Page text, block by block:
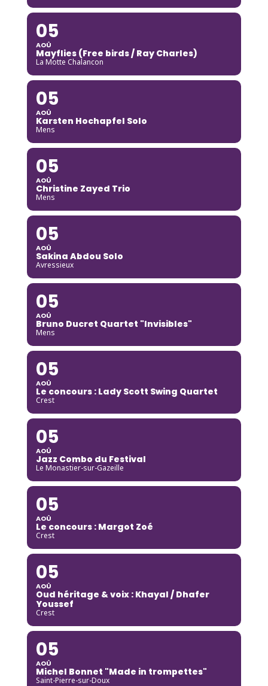
05
AOÛ
Mayflies (Free birds / Ray Charles)
La Motte Chalancon
05
AOÛ
Karsten Hochapfel Solo
Mens
05
AOÛ
Christine Zayed Trio
Mens
05
AOÛ
Sakina Abdou Solo
Avressieux
05
AOÛ
Bruno Ducret Quartet "Invisibles"
Mens
05
AOÛ
Le concours : Lady Scott Swing Quartet
Crest
05
AOÛ
Jazz Combo du Festival
Le Monastier-sur-Gazeille
05
AOÛ
Le concours : Margot Zoé
Crest
05
AOÛ
Oud héritage & voix : Khayal / Dhafer
Youssef
Crest
05
AOÛ
Michel Bonnet "Made in trompettes"
Saint-Pierre-sur-Doux